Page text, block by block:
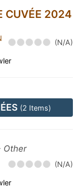
CUVÉE 2024
(N/A)
(2 Items)
Other
(N/A)